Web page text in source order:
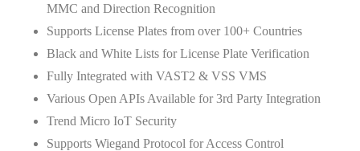
MMC and Direction Recognition
Supports License Plates from over 100+ Countries
Black and White Lists for License Plate Verification
Fully Integrated with VAST2 & VSS VMS
Various Open APIs Available for 3rd Party Integration
Trend Micro IoT Security
Supports Wiegand Protocol for Access Control